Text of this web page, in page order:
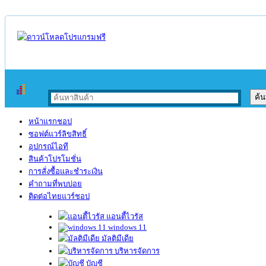
หน้าแรกชอป
ซอฟต์แวร์ลิขสิทธิ์
อุปกรณ์ไอที
สินค้าโปรโมชั่น
การสั่งซื้อและชำระเงิน
คำถามที่พบบ่อย
ติดต่อไทยแวร์ชอป
แอนตี้ไวรัส
windows 11
มัลติมีเดีย
บริหารจัดการ
บัญชี